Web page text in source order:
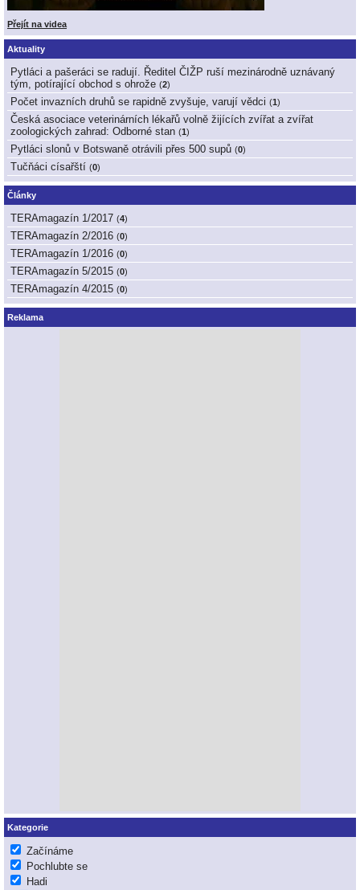
Přejít na videa
Aktuality
Pytláci a pašeráci se radují. Ředitel ČIŽP ruší mezinárodně uznávaný
tým, potírající obchod s ohrože (2)
Počet invazních druhů se rapidně zvyšuje, varují vědci (1 )
Česká asociace veterinárních lékařů volně žijících zvířat a zvířat
zoologických zahrad: Odborné stan (1 )
Pytláci slonů v Botswaně otrávili přes 500 supů (0)
Tučňáci císařští (0)
Články
TERAmagazín 1/2017 (4)
TERAmagazín 2/2016 (0)
TERAmagazín 1/2016 (0)
TERAmagazín 5/2015 (0)
TERAmagazín 4/2015 (0)
Reklama
Kategorie
Začínáme
Pochlubte se
Hadi